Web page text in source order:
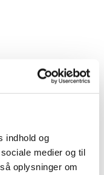
indhold og
medier og til
oplysninger om